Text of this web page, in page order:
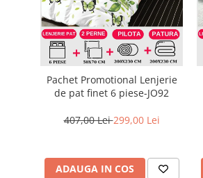
Pachet Promotional Lenjerie
de pat finet 6 piese-JO92
407,00 Lei299,00 Lei
ADAUGA IN COS